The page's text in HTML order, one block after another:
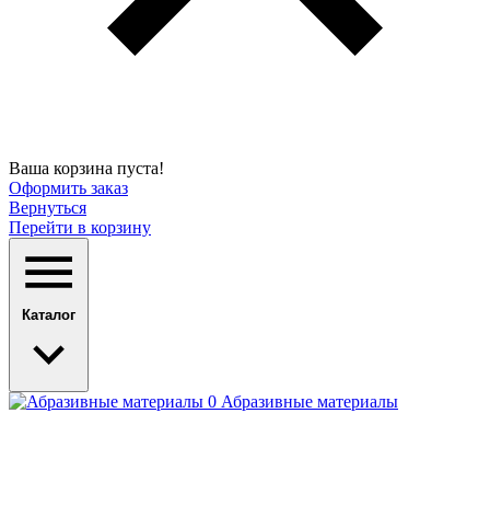
Ваша корзина пуста!
Оформить заказ
Вернуться
Перейти в корзину
Каталог
Абразивные материалы